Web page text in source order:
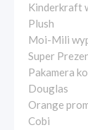
Kinderkraft
Plush
Moi-Mili
Super
Pakamera
Douglas
Orange
Cobi